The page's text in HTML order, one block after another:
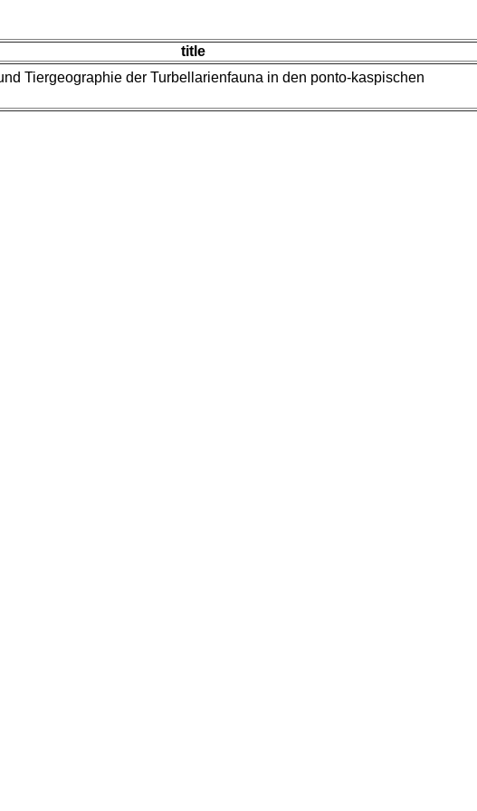
title
Tiergeographie der Turbellarienfauna in den ponto-kaspischen